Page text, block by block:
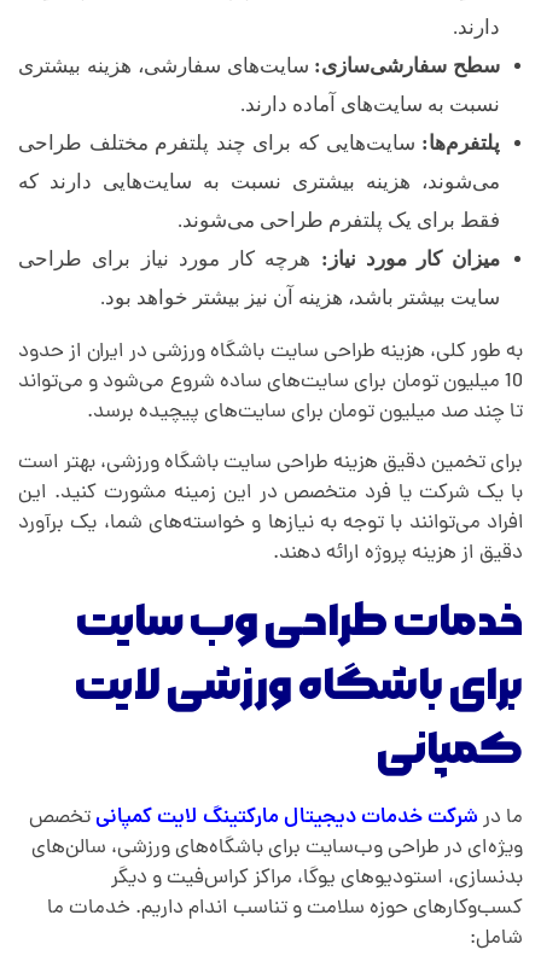
دارند.
سطح سفارشی‌سازی: سایت‌های سفارشی، هزینه بیشتری
نسبت به سایت‌های آماده دارند.
پلتفرم‌ها: سایت‌هایی که برای چند پلتفرم مختلف طراحی
می‌شوند، هزینه بیشتری نسبت به سایت‌هایی دارند که
فقط برای یک پلتفرم طراحی می‌شوند.
میزان کار مورد نیاز: هرچه کار مورد نیاز برای طراحی
سایت بیشتر باشد، هزینه آن نیز بیشتر خواهد بود.
به طور کلی، هزینه طراحی سایت باشگاه ورزشی در ایران از حدود
10 میلیون تومان برای سایت‌های ساده شروع می‌شود و می‌تواند
تا چند صد میلیون تومان برای سایت‌های پیچیده برسد.
برای تخمین دقیق هزینه طراحی سایت باشگاه ورزشی، بهتر است
با یک شرکت یا فرد متخصص در این زمینه مشورت کنید. این
افراد می‌توانند با توجه به نیازها و خواسته‌های شما، یک برآورد
دقیق از هزینه پروژه ارائه دهند.
خدمات طراحی وب سایت
برای باشگاه ورزشی لایت
کمپانی
ما درشرکت خدمات دیجیتال مارکتینگ لایت کمپانیتخصص
ویژه‌ای در طراحی وب‌سایت برای باشگاه‌های ورزشی، سالن‌های
بدنسازی، استودیوهای یوگا، مراکز کراس‌فیت و دیگر
کسب‌وکارهای حوزه سلامت و تناسب اندام داریم. خدمات ما
شامل: